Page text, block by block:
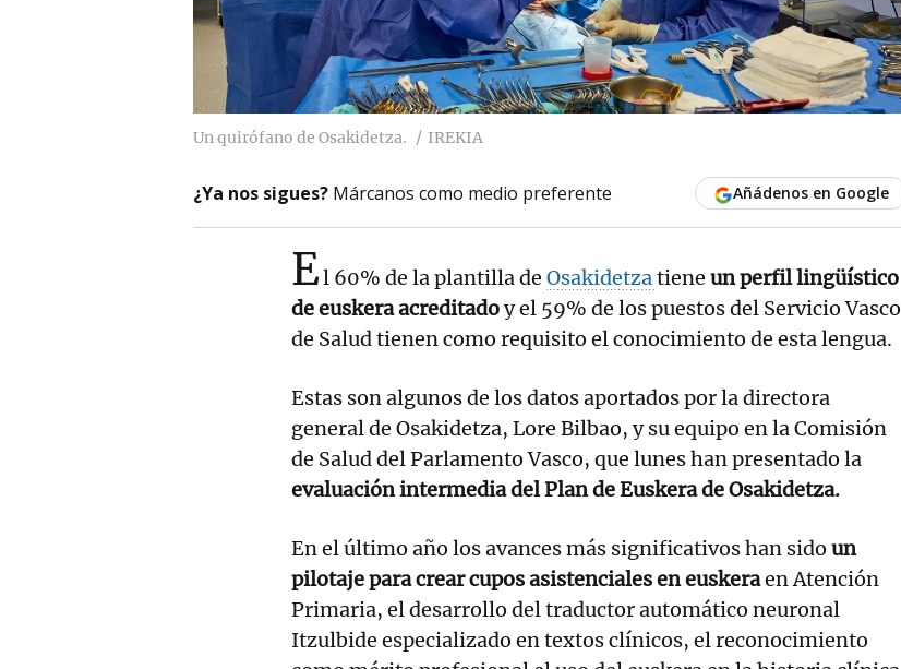
Un quirófano de Osakidetza. IREKIA
¿Ya nos sigues? Márcanos como medio preferente Añádenos en Google
El 60% de la plantilla de Osakidetzatiene un perfil lingüístico
de euskera acreditadoy el 59% de los puestos del Servicio Vasco
de Salud tienen como requisito el conocimiento de esta lengua.
Estas son algunos de los datos aportados por la directora
general de Osakidetza, Lore Bilbao, y su equipo en la Comisión
de Salud del Parlamento Vasco, que lunes han presentado la
evaluación intermedia del Plan de Euskera de Osakidetza.
En el último año los avances más significativos han sido un
pilotaje para crear cupos asistenciales en euskeraen Atención
Primaria, el desarrollo del traductor automático neuronal
Itzulbide especializado en textos clínicos, el reconocimiento